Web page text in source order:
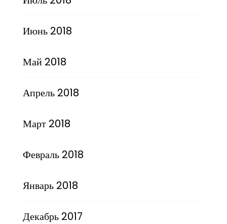
Июнь 2018
Май 2018
Апрель 2018
Март 2018
Февраль 2018
Январь 2018
Декабрь 2017